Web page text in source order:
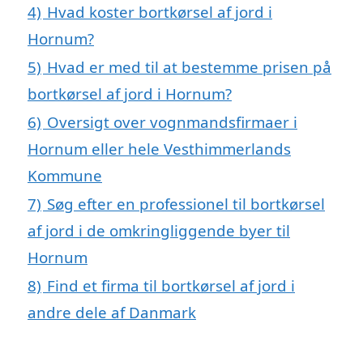
4) Hvad koster bortkørsel af jord i
Hornum?
5) Hvad er med til at bestemme prisen på
bortkørsel af jord i Hornum?
6) Oversigt over vognmandsfirmaer i
Hornum eller hele Vesthimmerlands
Kommune
7) Søg efter en professionel til bortkørsel
af jord i de omkringliggende byer til
Hornum
8) Find et firma til bortkørsel af jord i
andre dele af Danmark